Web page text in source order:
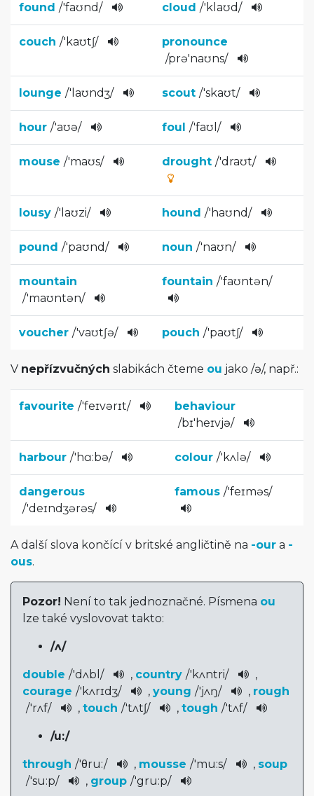
found /'faʊnd/ cloud /'klaʊd/
couch /'kaʊtʃ/
pronounce
/prə'naʊn­s/
lounge /'laʊndʒ/­ scout /'skaʊt/
hour /'aʊə/ foul /'faʊl /
mouse /'maʊs/ drought /'draʊt/
lousy /'laʊzi/ hound /'haʊnd/
pound /'paʊnd/ noun /'naʊn/
mountain
/'maʊntən/­
fountain /'faʊntən/­
voucher /'vaʊtʃə­/ pouch /'paʊtʃ/
V nepřízvučných slabikách čteme ou jako /ə/, např.:
favourite /'feɪvərɪt­/
behaviour
/bɪ'heɪvjə/­
harbour /'hɑ:bə/ colour /'kʌlə/
dangerous
/'deɪndʒərə­s/
famous /'feɪməs/
A další slova končící v britské angličtině na -our a -
ous.
Pozor! Není to tak jednoznačné. Písmena ou
lze také vyslovovat takto:
/ʌ/
double /'dʌbl / , country /'kʌntri­/
,
courage /'kʌrɪdʒ/ , young /'jʌŋ/ , rough
/'rʌf/ , touch /'tʌtʃ/ , tough /'tʌf/
/u:/
through /'θru:/ , mousse /'mu:s/ , soup
/'su:p/ , group /'gru:p/